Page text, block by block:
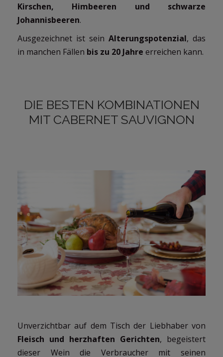
Kirschen, Himbeeren und schwarze
Johannisbeeren.
Ausgezeichnet ist sein Alterungspotenzial, das
in manchen Fällen bis zu 20 Jahre erreichen kann.
DIE BESTEN KOMBINATIONEN
MIT CABERNET SAUVIGNON
Unverzichtbar auf dem Tisch der Liebhaber von
Fleisch und herzhaften Gerichten, begeistert
dieser Wein die Verbraucher mit seinen